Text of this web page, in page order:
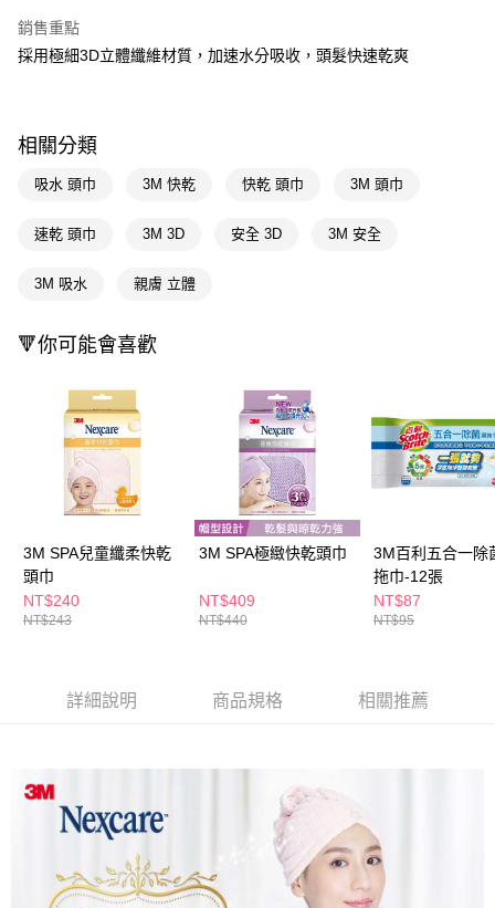
悠遊付
Google Pay
【關於「AFTEE先享後付」】
便利好安心！
２．便利：只要手機號碼，簡訊認證，即可結帳。
【「AFTEE先享後付」結帳流程】
２．訂單成立數日內，您將收到繳費通知簡訊。
ATM／網路銀行／等多元方式進行付款，方視為交易完成。
※ 請注意：結帳手續完成當下不需立刻繳費，但若您需要取消訂單，請聯絡
購買商品的店家。未經商家同意取消之訂單仍視為有效，需透過AFTEE先享
後付繳納相關費用。
※ 交易是否成功請以「AFTEE先享後付 」之結帳頁面顯示為準，若有關於
是否繳費成功／繳費後需取消欲退款等相關疑問，請聯繫「AFTEE先享後付
客戶支援中心」https://netprotections.freshdesk.com/support/home
【注意事項】
１．透過由恩沛科技股份有限公司提供之「AFTEE先享後付」服務完成之交
易，需依本服務之必要範圍內提供個人資料，並將交易相關給付款項請求債
權轉讓予恩沛科技股份有限公司。
２．關於個人資料處理事宜，請瀏覽以下網址：
「AFTEE先享後付」，若未經同意申辦者引起之損失，本公司不負相關責
請求用戶進行身份認證。
５．嚴禁一人註冊多個帳號或使用他人資訊註冊。若發現惡意使用之情形，
恩沛科技股份有限公司將有權停止該用戶之使用額度並採取法律行動。
每筆NT$65，滿NT$390(含以上)免運費
每筆NT$65，滿NT$390(含以上)免運費
萊爾富取貨付款
每筆NT$65，滿NT$490(含以上)免運費
付款後萊爾富取貨
每筆NT$65，滿NT$490(含以上)免運費
每筆NT$65，滿NT$490(含以上)免運費
付款後7-11取貨
每筆NT$100，滿NT$790(含以上)免運費
每筆NT$80，滿NT$290(含以上)免運費
銷售重點
採用極細3D立體纖維材質，加速水分吸收，頭髮快速乾爽
相關分類
吸水 頭巾 3M 快乾 快乾 頭巾 3M 頭巾
速乾 頭巾 3M 3D 安全 3D 3M 安全
3M 吸水 親膚 立體
🔻你可能會喜歡
3M SPA兒童纖柔快乾
頭巾
NT$240
NT$243
3M SPA極緻快乾頭巾
NT$409
NT$440
3M百利五合一除
拖巾-12張
NT$87
NT$95
詳細說明 商品規格 相關推薦